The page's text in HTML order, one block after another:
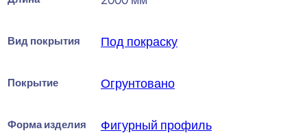
Вид покрытия Под покраску
Покрытие Огрунтовано
Форма изделия Фигурный профиль